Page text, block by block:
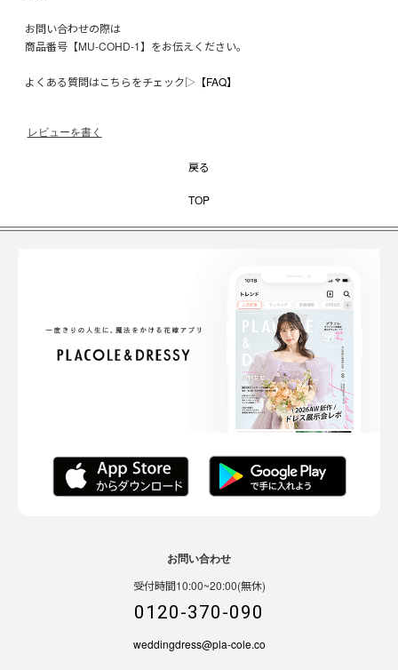
お問い合わせの際は
商品番号【MU-COHD-1】をお伝えください。
よくある質問はこちらをチェック▷ 【FAQ】
レビューを書く
戻る
TOP
お問い合わせ
受付時間10:00~20:00(無休)
0120-370-090
weddingdress@pla-cole.co